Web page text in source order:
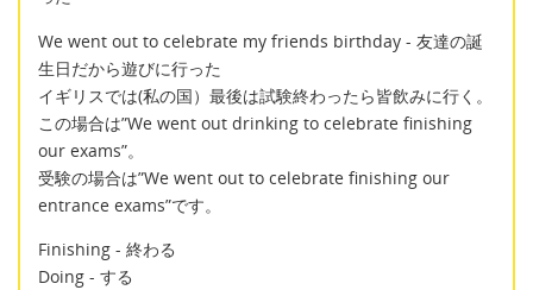
We went out to celebrate my friends birthday - 友達の誕
生日だから遊びに行った
イギリスでは(私の国）最後は試験終わったら皆飲みに行く。
この場合は”We went out drinking to celebrate finishing
our exams”。
受験の場合は”We went out to celebrate finishing our
entrance exams”です。
Finishing - 終わる
Doing - する